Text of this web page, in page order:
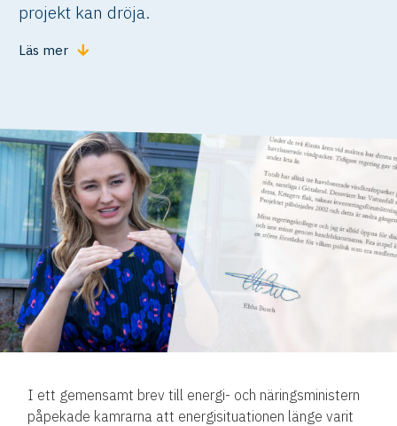
projekt kan dröja.
Läs mer
I ett gemensamt brev till energi- och näringsministern
påpekade kamrarna att energisituationen länge varit